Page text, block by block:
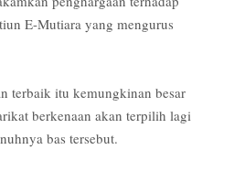
E-Mutiara yang mengurus
terbaik itu kemungkinan besar
berkenaan akan terpilih lagi
bas tersebut.